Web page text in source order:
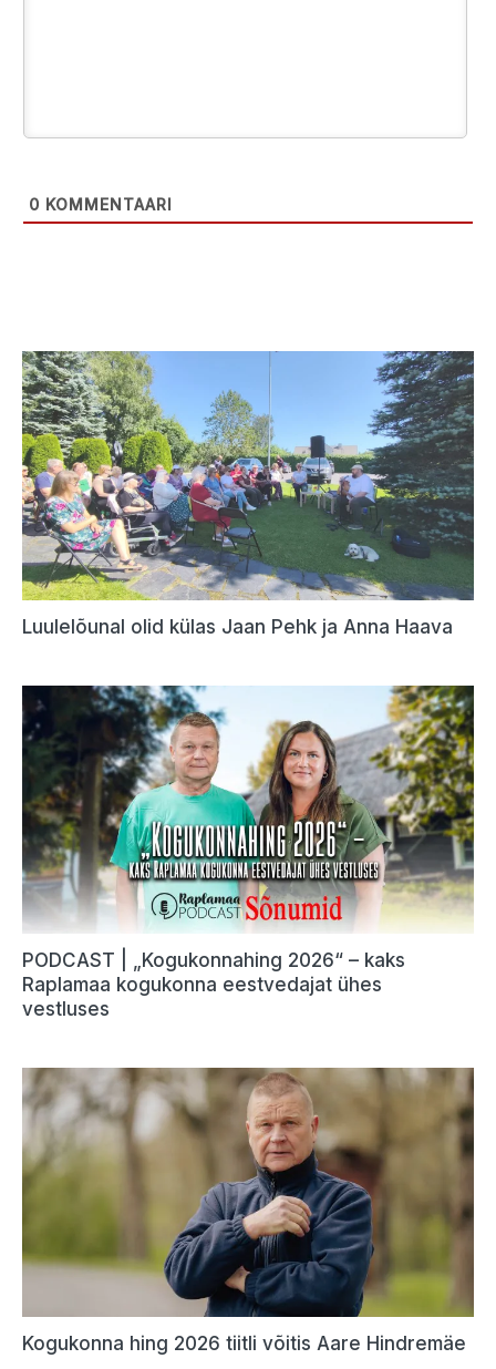
0 KOMMENTAARI
Luulelõunal olid külas Jaan Pehk ja Anna Haava
PODCAST | „Kogukonnahing 2026“ – kaks
Raplamaa kogukonna eestvedajat ühes
vestluses
Kogukonna hing 2026 tiitli võitis Aare Hindremäe